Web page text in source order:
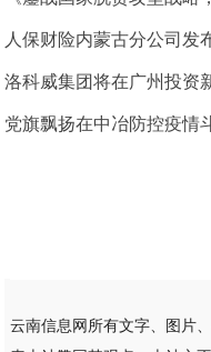
人保财险内蒙古分公司发
洛科威集团将在广州投资
党旗飘扬在中冶防控疫情
云南信息网所有文字、图片